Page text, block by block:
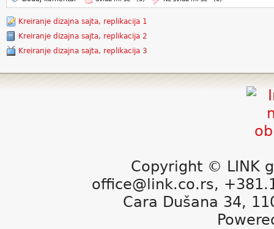
Kreiranje dizajna sajta, replikacija 1
Kreiranje dizajna sajta, replikacija 2
Kreiranje dizajna sajta, replikacija 3
Copyright © LINK
office@link.co.rs,
Cara Dušana 34,